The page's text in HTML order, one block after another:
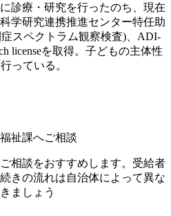
診療・研究を行ったのち、現在
学研究連携推進センター特任助
スペクトラム観察検査)、ADI-
licenseを取得。子どもの主体性
っている。
祉課へご相談
相談をおすすめします。受給者
きの流れは自治体によって異な
ましょう